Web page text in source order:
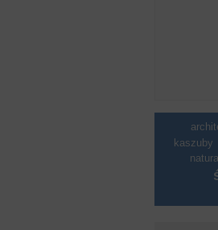
kaszuby
natura